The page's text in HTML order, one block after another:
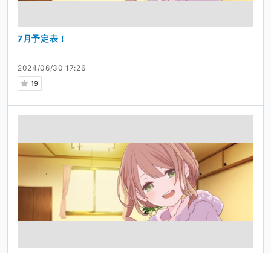
2024/06/30 17:26
19
7月予定表！